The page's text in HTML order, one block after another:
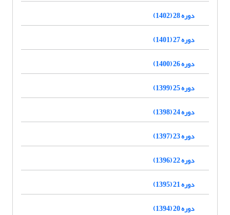
دوره 28 (1402)
دوره 27 (1401)
دوره 26 (1400)
دوره 25 (1399)
دوره 24 (1398)
دوره 23 (1397)
دوره 22 (1396)
دوره 21 (1395)
دوره 20 (1394)